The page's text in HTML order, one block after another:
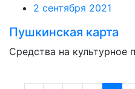
2 сентября 2021
Пушкинская карта
Средства на